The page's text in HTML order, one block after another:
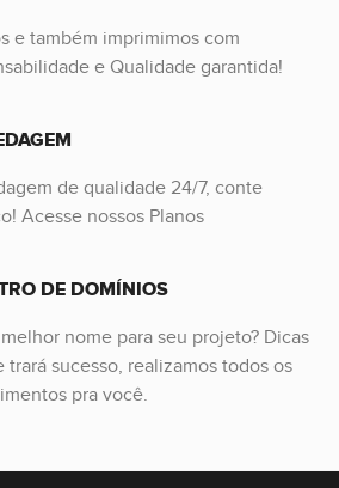
e também imprimimos com
e Qualidade garantida!
de qualidade 24/7, conte
Acesse nossos Planos
DE DOMÍNIOS
nome para seu projeto? Dicas
trará sucesso, realizamos todos os
pra você.